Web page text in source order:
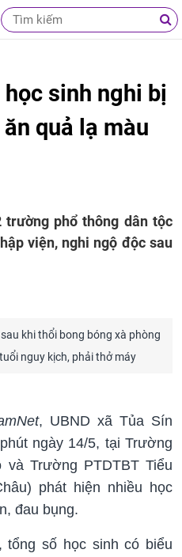
học sinh nghi bị
quả lạ màu
phổ thông dân tộc
viện, nghi ngộ độc sau
khi thổi bong bóng xà phòng
nguy kịch, phải thở máy
, UBND xã Tủa Sín
ngày 14/5, tại Trường
và Trường PTDTBT Tiểu
phát hiện nhiều học
đau bụng.
tổng số học sinh có biểu